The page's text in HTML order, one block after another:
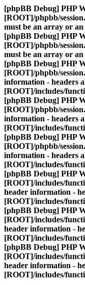
[phpBB Debug] PHP
[ROOT]/phpbb/
must be an array or
[phpBB Debug] PHP
[ROOT]/phpbb/
must be an array or
[phpBB Debug] PHP
[ROOT]/phpbb/
information - headers
[ROOT]/includes/
[phpBB Debug] PHP
[ROOT]/phpbb/
information - headers
[ROOT]/includes/
[phpBB Debug] PHP
[ROOT]/phpbb/
information - headers
[ROOT]/includes/
[phpBB Debug] PHP
[ROOT]/includes/
header information -
[ROOT]/includes/
[phpBB Debug] PHP
[ROOT]/includes/
header information -
[ROOT]/includes/
[phpBB Debug] PHP
[ROOT]/includes/
header information -
[ROOT]/includes/